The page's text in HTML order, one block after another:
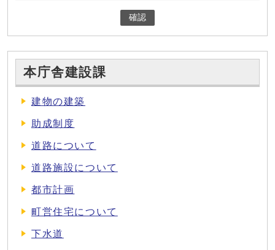
確認
本庁舎建設課
建物の建築
助成制度
道路について
道路施設について
都市計画
町営住宅について
下水道